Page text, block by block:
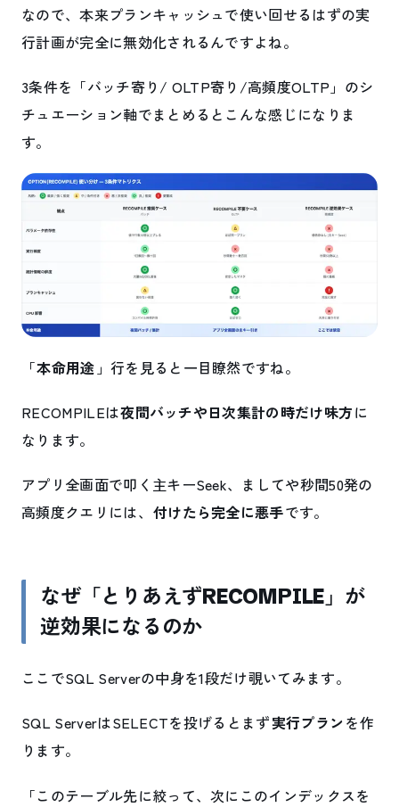
なので、本来プランキャッシュで使い回せるはずの実
行計画が完全に無効化されるんですよね。
3条件を「バッチ寄り/ OLTP寄り/高頻度OLTP」のシ
チュエーション軸でまとめるとこんな感じになりま
す。
「本命用途 」行を見ると一目瞭然ですね。
RECOMPILEは夜間バッチや日次集計の時だけ味方に
なります。
アプリ全画面で叩く主キーSeek、ましてや秒間50発の
高頻度クエリには、 付けたら完全に悪手です。
なぜ「とりあえずRECOMPILE」が
逆効果になるのか
ここでSQL Serverの中身を1段だけ覗いてみます。
SQL ServerはSELECTを投げるとまず実行プランを作
ります。
「このテーブル先に絞って、次にこのインデックスを